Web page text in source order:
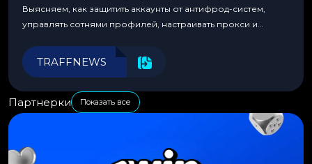
Выясняем, как защитить аккаунты от антифрод-систем,
управлять сотнями профилей, настраивать прокси и
эффективности.
TRAFFNEWS
Партнерки Показать все